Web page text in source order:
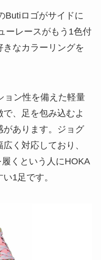
Butiロゴがサイドに
ーレースがもう1色付
きなカラーリングを
ョン性を備えた軽量
、足を包み込むよ
があります。ジョグ
く対応しており、
くという人にHOKA
1足です。